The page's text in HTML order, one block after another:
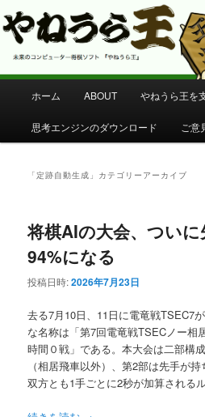
やねうら王 公式サ
コンピューター将棋 やねうら王 公式サイ
メ
メ
イ
ン
ツ
へ
移
サ
ブ
テ
へ
移
動
ホーム ABOUT やねうら王を
思考エンジンのダウンロード ご意
「定跡自動生成 」カテゴリーアーカイブ
将棋AIの大会、ついに
94%になる
投稿日時:2026年7月23日
去る7月10日、11日に電竜戦TSEC7
な名称は「第7回電竜戦TSECノー相
時間０戦」である。本大会は二部構
（相居飛車以外）、第2部は先手が持
双方とも1手ごとに2秒が加算される